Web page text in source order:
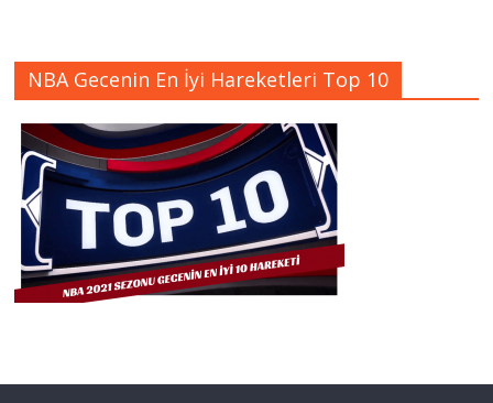
NBA Gecenin En İyi Hareketleri Top 10